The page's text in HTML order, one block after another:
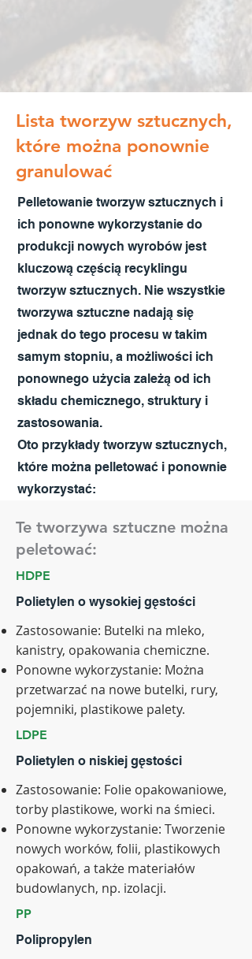
Lista tworzyw sztucznych,
które można ponownie
granulować
Pelletowanie tworzyw sztucznych i
ich ponowne wykorzystanie do
produkcji nowych wyrobów jest
kluczową częścią recyklingu
tworzyw sztucznych. Nie wszystkie
tworzywa sztuczne nadają się
jednak do tego procesu w takim
samym stopniu, a możliwości ich
ponownego użycia zależą od ich
składu chemicznego, struktury i
zastosowania.
Oto przykłady tworzyw sztucznych,
które można pelletować i ponownie
wykorzystać:
Te tworzywa sztuczne można
peletować:
HDPE
Polietylen o wysokiej gęstości
Zastosowanie: Butelki na mleko,
kanistry, opakowania chemiczne.
Ponowne wykorzystanie: Można
przetwarzać na nowe butelki, rury,
pojemniki, plastikowe palety.
LDPE
Polietylen o niskiej gęstości
Zastosowanie: Folie opakowaniowe,
torby plastikowe, worki na śmieci.
Ponowne wykorzystanie: Tworzenie
nowych worków, folii, plastikowych
opakowań, a także materiałów
budowlanych, np. izolacji.
PP
Polipropylen